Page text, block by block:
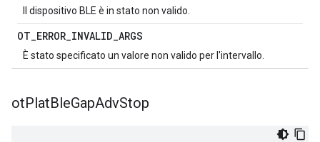
Il dispositivo BLE è in stato non valido.
OT_ERROR_INVALID_ARGS
È stato specificato un valore non valido per l'intervallo.
otPlatBleGapAdvStop